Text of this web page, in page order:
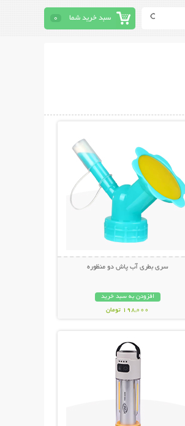
سبد خرید شما 0
سری بطری آب پاش دو منظوره
افزودن به سبد خرید
198,000 تومان